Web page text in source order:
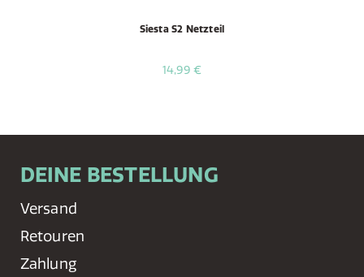
Siesta S2 Netzteil
14,99 €
DEINE BESTELLUNG
Versand
Retouren
Zahlung